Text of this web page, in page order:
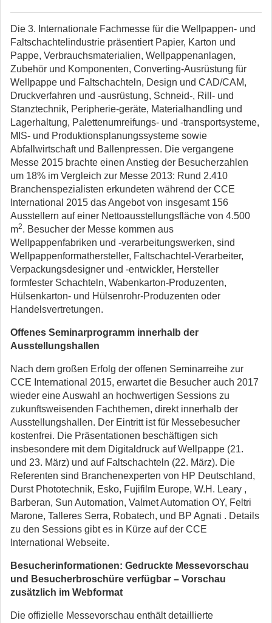
Die 3. Internationale Fachmesse für die Wellpappen- und
Faltschachtelindustrie präsentiert Papier, Karton und
Pappe, Verbrauchsmaterialien, Wellpappenanlagen,
Zubehör und Komponenten, Converting-Ausrüstung für
Wellpappe und Faltschachteln, Design und CAD/CAM,
Druckverfahren und -ausrüstung, Schneid-, Rill- und
Stanztechnik, Peripherie-geräte, Materialhandling und
Lagerhaltung, Palettenumreifungs- und -transportsysteme,
MIS- und Produktionsplanungssysteme sowie
Abfallwirtschaft und Ballenpressen. Die vergangene
Messe 2015 brachte einen Anstieg der Besucherzahlen
um 18% im Vergleich zur Messe 2013: Rund 2.410
Branchenspezialisten erkundeten während der CCE
International 2015 das Angebot von insgesamt 156
Ausstellern auf einer Nettoausstellungsfläche von 4.500
m2. Besucher der Messe kommen aus
Wellpappenfabriken und -verarbeitungswerken, sind
Wellpappenformathersteller, Faltschachtel-Verarbeiter,
Verpackungsdesigner und -entwickler, Hersteller
formfester Schachteln, Wabenkarton-Produzenten,
Hülsenkarton- und Hülsenrohr-Produzenten oder
Handelsvertretungen.
Offenes Seminarprogramm innerhalb der
Ausstellungshallen
Nach dem großen Erfolg der offenen Seminarreihe zur
CCE International 2015, erwartet die Besucher auch 2017
wieder eine Auswahl an hochwertigen Sessions zu
zukunftsweisenden Fachthemen, direkt innerhalb der
Ausstellungshallen. Der Eintritt ist für Messebesucher
kostenfrei. Die Präsentationen beschäftigen sich
insbesondere mit dem Digitaldruck auf Wellpappe (21.
und 23. März) und auf Faltschachteln (22. März). Die
Referenten sind Branchenexperten von HP Deutschland,
Durst Phototechnik, Esko, Fujifilm Europe, W.H. Leary ,
Barberan, Sun Automation, Valmet Automation OY, Feltri
Marone, Talleres Serra, Robatech, und BP Agnati . Details
zu den Sessions gibt es in Kürze auf der CCE
International Webseite.
Besucherinformationen: Gedruckte Messevorschau
und Besucherbroschüre verfügbar – Vorschau
zusätzlich im Webformat
Die offizielle Messevorschau enthält detaillierte